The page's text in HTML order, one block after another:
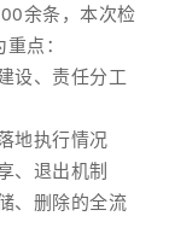
余条，本次检
点：
设、责任分工
地执行情况
、退出机制
、删除的全流